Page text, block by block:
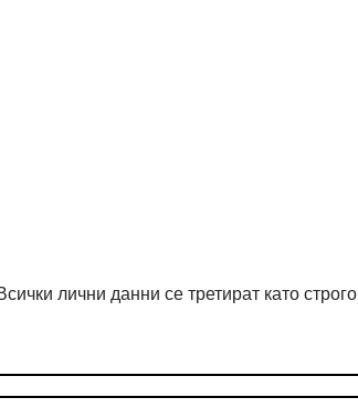
лични данни се третират като строго